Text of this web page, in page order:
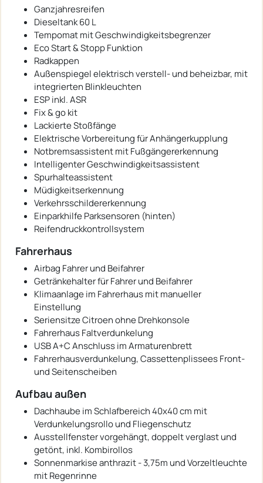
Ganzjahresreifen
Dieseltank 60 L
Tempomat mit Geschwindigkeitsbegrenzer
Eco Start & Stopp Funktion
Radkappen
Außenspiegel elektrisch verstell- und beheizbar, mit
integrierten Blinkleuchten
ESP inkl. ASR
Fix & go kit
Lackierte Stoßfänge
Elektrische Vorbereitung für Anhängerkupplung
Notbremsassistent mit Fußgängererkennung
Intelligenter Geschwindigkeitsassistent
Spurhalteassistent
Müdigkeitserkennung
Verkehrsschildererkennung
Einparkhilfe Parksensoren (hinten)
Reifendruckkontrollsystem
Fahrerhaus
Airbag Fahrer und Beifahrer
Getränkehalter für Fahrer und Beifahrer
Klimaanlage im Fahrerhaus mit manueller
Einstellung
Seriensitze Citroen ohne Drehkonsole
Fahrerhaus Faltverdunkelung
USB A+C Anschluss im Armaturenbrett
Fahrerhausverdunkelung, Cassettenplissees Front-
und Seitenscheiben
Aufbau außen
Dachhaube im Schlafbereich 40x40 cm mit
Verdunkelungsrollo und Fliegenschutz
Ausstellfenster vorgehängt, doppelt verglast und
getönt, inkl. Kombirollos
Sonnenmarkise anthrazit - 3,75m und Vorzeltleuchte
mit Regenrinne